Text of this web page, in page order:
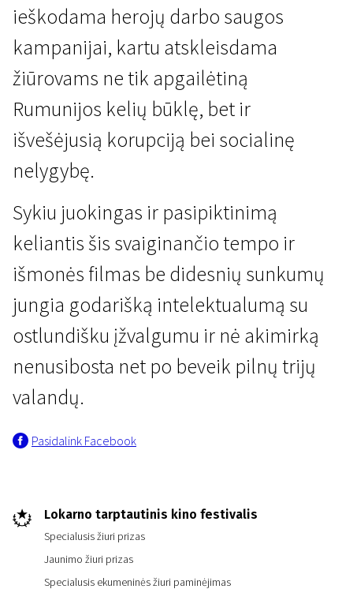
ieškodama herojų darbo saugos
kampanijai, kartu atskleisdama
žiūrovams ne tik apgailėtiną
Rumunijos kelių būklę, bet ir
išvešėjusią korupciją bei socialinę
nelygybę.
Sykiu juokingas ir pasipiktinimą
keliantis šis svaiginančio tempo ir
išmonės filmas be didesnių sunkumų
jungia godarišką intelektualumą su
ostlundišku įžvalgumu ir nė akimirką
nenusibosta net po beveik pilnų trijų
valandų.
Pasidalink Facebook
Lokarno tarptautinis kino festivalis
Specialusis žiuri prizas
Jaunimo žiuri prizas
Specialusis ekumeninės žiuri paminėjimas